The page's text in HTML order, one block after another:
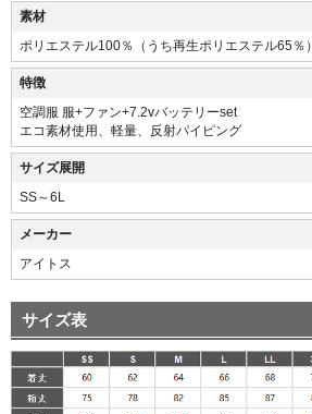
素材
ポリエステル100％（うち再生ポリエステル65％）
特徴
空調服 服+ファン+7.2vバッテリーset
エコ素材使用、軽量、反射パイピング
サイズ展開
SS～6L
メーカー
アイトス
サイズ表